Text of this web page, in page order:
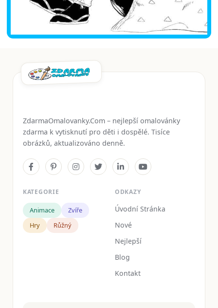
ZdarmaOmalovanky.Com – nejlepší omalovánky
zdarma k vytisknutí pro děti i dospělé. Tisíce
obrázků, aktualizováno denně.
KATEGORIE
Animace
Zvíře
Hry
Růžný
ODKAZY
Úvodní Stránka
Nové
Nejlepší
Blog
Kontakt